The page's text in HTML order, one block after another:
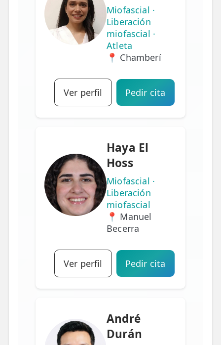
Miofascial ·
Liberación
miofascial ·
Atleta
📍 Chamberí
Ver perfil Pedir cita
Haya El
Hoss
Miofascial ·
Liberación
miofascial
📍 Manuel
Becerra
Ver perfil Pedir cita
André
Durán